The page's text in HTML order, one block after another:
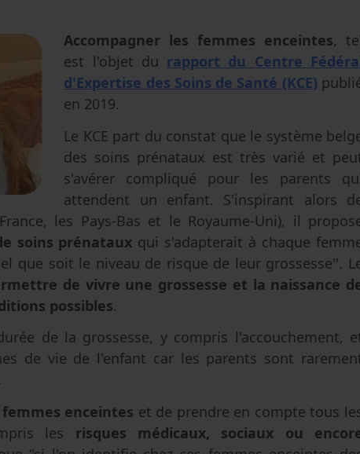
artificielle
Accompagner les femmes enceintes,
est l'objet du rapport du Centre
d'Expertise des Soins de Santé (KCE)
en 2019.
Le KCE part du constat que le système
des soins prénataux est très varié et
s'avérer compliqué pour les parents
attendent un enfant. S'inspirant alors
les Pays-Bas et le Royaume-Uni), il
soins prénataux qui s'adapterait à chaque
que soit le niveau de risque de leur grossesse''.
de vivre une grossesse et la naissance
possibles.
de la grossesse, y compris l'accouchement,
de vie de l'enfant car les parents sont
enceintes et de prendre en compte tous
les risques médicaux, sociaux ou